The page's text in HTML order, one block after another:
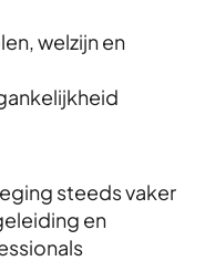
welzijn en
steeds vaker
en